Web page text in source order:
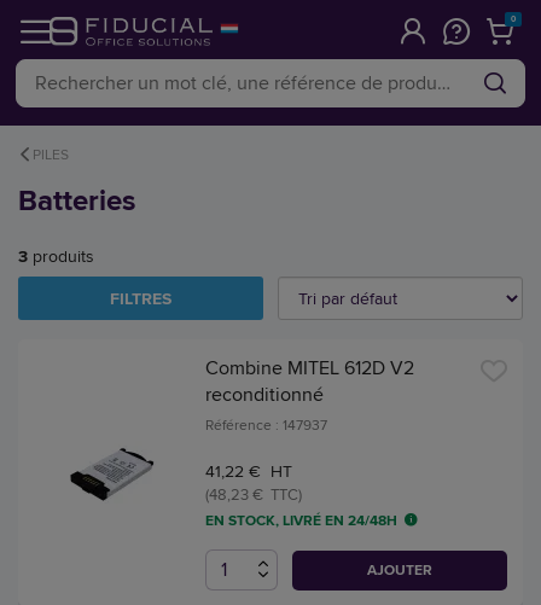
0
PILES
Batteries
3 produits
FILTRES
Combine MITEL 612D V2
reconditionné
Référence : 147937
41,22 € HT
(48,23 € TTC)
EN STOCK, LIVRÉ EN 24/48H
AJOUTER